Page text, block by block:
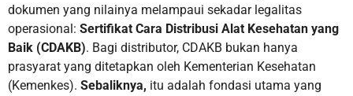
dokumen yang nilainya melampaui sekadar legalitas
operasional: Sertifikat Cara Distribusi Alat Kesehatan yang
Baik (CDAKB). Bagi distributor, CDAKB bukan hanya
prasyarat yang ditetapkan oleh Kementerian Kesehatan
(Kemenkes). Sebaliknya, itu adalah fondasi utama yang